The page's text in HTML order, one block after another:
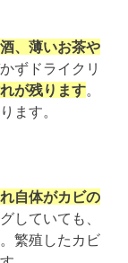
、薄いお茶や
ずドライクリ
が残ります。
ます。
自体がカビの
していても、
繁殖したカビ